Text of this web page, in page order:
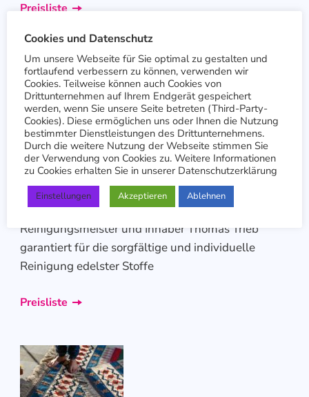
Preisliste
Meisterreinigung
Für alles, was Ihnen besonders lieb und teuer Ist!
Reinigungsmeister und Inhaber Thomas Trieb
garantiert für die sorgfältige und individuelle
Reinigung edelster Stoffe
Preisliste
Cookies und Datenschutz
Um unsere Webseite für Sie optimal zu gestalten und
fortlaufend verbessern zu können, verwenden wir
Cookies. Teilweise können auch Cookies von
Drittunternehmen auf Ihrem Endgerät gespeichert
werden, wenn Sie unsere Seite betreten (Third-Party-
Cookies). Diese ermöglichen uns oder Ihnen die Nutzung
bestimmter Dienstleistungen des Drittunternehmens.
Durch die weitere Nutzung der Webseite stimmen Sie
der Verwendung von Cookies zu. Weitere Informationen
zu Cookies erhalten Sie in unserer Datenschutzerklärung
Einstellungen Akzeptieren Ablehnen